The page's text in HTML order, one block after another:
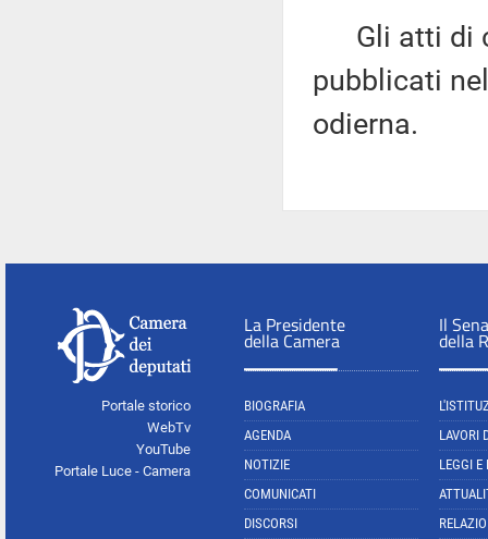
Gli atti di
pubblicati
odierna.
Portale storico
WebTv
YouTube
Portale Luce - Camera
La Presidente
della Camera
BIOGRAFIA
AGENDA
NOTIZIE
COMUNICATI
DISCORSI
Il
della
LAVORI
LEGGI E